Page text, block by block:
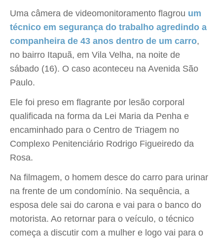
Uma câmera de videomonitoramento flagrou um
técnico em segurança do trabalho agredindo a
companheira de 43 anos dentro de um carro,
no bairro Itapuã, em Vila Velha, na noite de
sábado (16). O caso aconteceu na Avenida São
Paulo.
Ele foi preso em flagrante por lesão corporal
qualificada na forma da Lei Maria da Penha e
encaminhado para o Centro de Triagem no
Complexo Penitenciário Rodrigo Figueiredo da
Rosa.
Na filmagem, o homem desce do carro para urinar
na frente de um condomínio. Na sequência, a
esposa dele sai do carona e vai para o banco do
motorista. Ao retornar para o veículo, o técnico
começa a discutir com a mulher e logo vai para o